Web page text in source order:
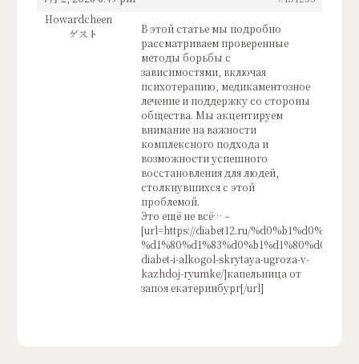
Howardcheen
ゲスト
В этой статье мы подробно
рассматриваем проверенные
методы борьбы с
зависимостями, включая
психотерапию, медикаментозное
лечение и поддержку со стороны
общества. Мы акцентируем
внимание на важности
комплексного подхода и
возможности успешного
восстановления для людей,
столкнувшихся с этой
проблемой.
Это ещё не всё… –
[url=https://diabet12.ru/
diabet-i-alkogol-skrytaya-ugroza-v-
kazhdoj-ryumke/]капельница от
запоя екатеринбург[/url]